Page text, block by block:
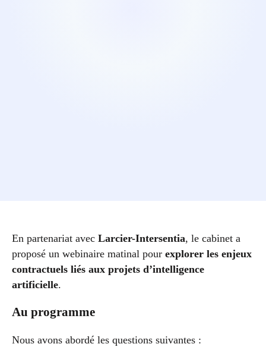
En partenariat avec Larcier-Intersentia, le cabinet a
proposé un webinaire matinal pour explorer les enjeux
contractuels liés aux projets d’intelligence
artificielle.
Au programme
Nous avons abordé les questions suivantes :